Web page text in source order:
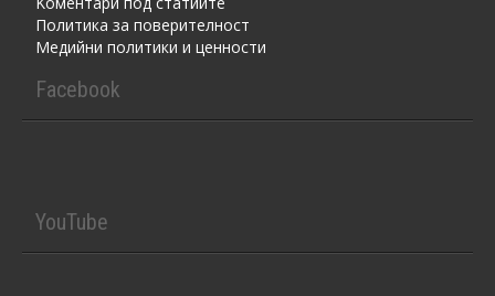
Политика за поверителност
Медийни политики и ценности
Facebook
YouTube